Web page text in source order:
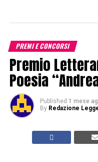
PREMI E CONCORSI
Premio
Poesia
Published 1 mese
By Redazione